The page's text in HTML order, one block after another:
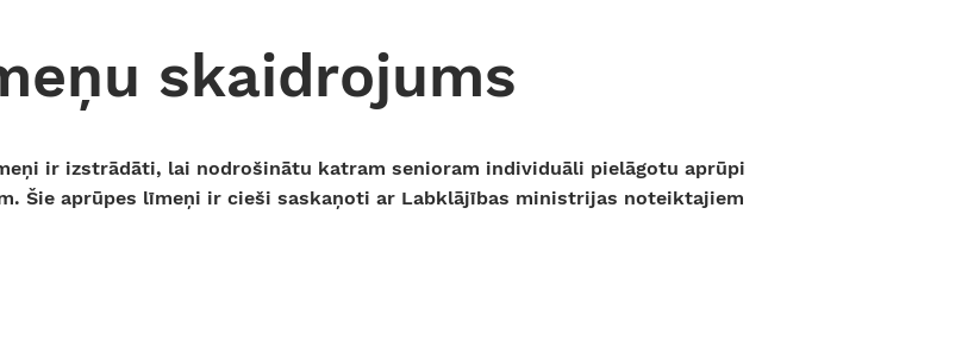
skaidrojums
ir izstrādāti, lai nodrošinātu katram senioram individuāli pielāgotu aprūpi
Šie aprūpes līmeņi ir cieši saskaņoti ar Labklājības ministrijas noteiktajiem